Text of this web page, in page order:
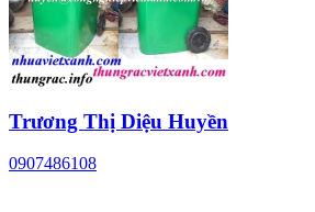
Trương Thị Diệu Huyền
0907486108